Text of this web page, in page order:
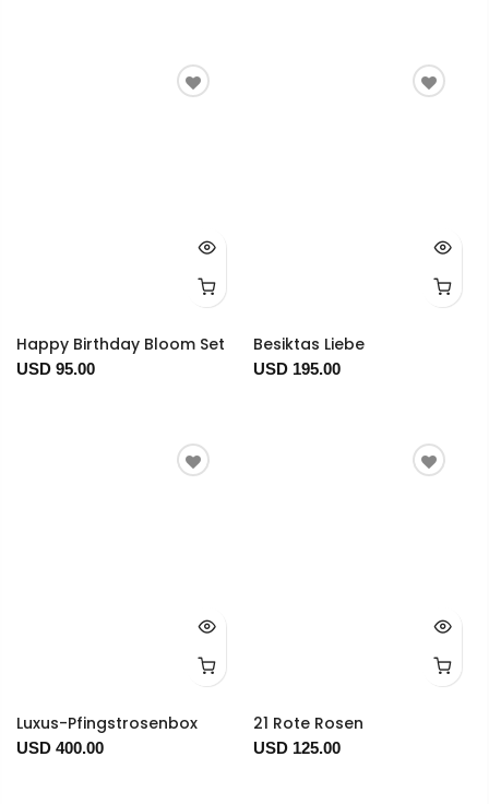
Happy Birthday Bloom Set
USD 95.00
Besiktas Liebe
USD 195.00
Luxus-Pfingstrosenbox
USD 400.00
21 Rote Rosen
USD 125.00